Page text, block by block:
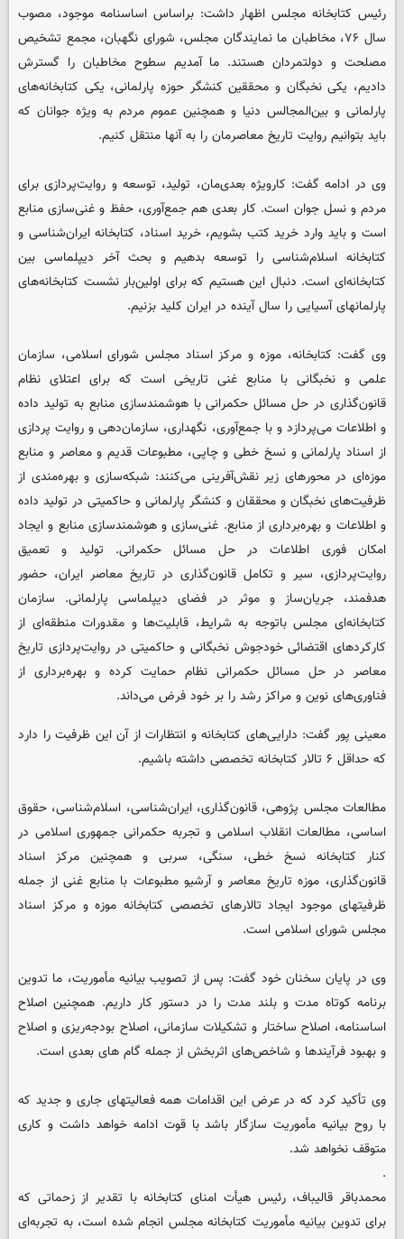
رئیس کتابخانه مجلس اظهار داشت: براساس اساسنامه موجود، مصوب
سال ۷۶، مخاطبان ما نمایندگان مجلس، شورای نگهبان، مجمع تشخیص
مصلحت و دولتمردان هستند. ما آمدیم سطوح مخاطبان را گسترش
دادیم، یکی نخبگان و محققین کنشگر حوزه پارلمانی، یکی کتابخانه‌های
پارلمانی و بین‌المجالس دنیا و همچنین عموم مردم به ویژه جوانان که
باید بتوانیم روایت تاریخ معاصرمان را به آنها منتقل کنیم.
وی در ادامه گفت: کارویژه بعدی‌مان، تولید، توسعه و روایت‌پردازی برای
مردم و نسل جوان است. کار بعدی هم جمع‌آوری، حفظ و غنی‌سازی منابع
است و باید وارد خرید کتب بشویم، خرید اسناد، کتابخانه ایران‌شناسی و
کتابخانه اسلام‌شناسی را توسعه بدهیم و بحث آخر دیپلماسی بین
کتابخانه‌ای است. دنبال این هستیم که برای اولین‌بار نشست کتابخانه‌های
پارلمانهای آسیایی را سال آینده در ایران کلید بزنیم.
وی گفت: کتابخانه، موزه و مرکز اسناد مجلس شورای اسلامی، سازمان
علمی و نخبگانی با منابع غنی تاریخی است که برای اعتلای نظام
قانون‌گذاری در حل مسائل حکمرانی با هوشمندسازی منابع به تولید داده
و اطلاعات می‌پردازد و با جمع‌آوری، نگهداری، سازمان‌دهی و روایت‌ پردازی
از اسناد پارلمانی و نسخ خطی و چاپی، مطبوعات قدیم و معاصر و منابع
موزه‌ای در محورهای زیر نقش‌آفرینی می‌کنند: شبکه‌سازی و بهره‌مندی از
ظرفیت‌های نخبگان و محققان و کنشگر پارلمانی و حاکمیتی در تولید داده
و اطلاعات و بهره‌برداری از منابع. غنی‌سازی و هوشمندسازی منابع و ایجاد
امکان فوری اطلاعات در حل مسائل حکمرانی. تولید و تعمیق
روایت‌پردازی، سیر و تکامل قانون‌گذاری در تاریخ معاصر ایران، حضور
هدفمند، جریان‌ساز و موثر در فضای دیپلماسی پارلمانی. سازمان
کتابخانه‌ای مجلس باتوجه به شرایط، قابلیت‌ها و مقدورات منطقه‌ای از
کارکردهای اقتضائی خودجوش نخبگانی و حاکمیتی در روایت‌پردازی تاریخ
معاصر در حل مسائل حکمرانی نظام حمایت کرده و بهره‌برداری از
فناوری‌های نوین و مراکز رشد را بر خود فرض می‌داند.
معینی پور گفت: دارایی‌های کتابخانه و انتظارات از آن این ظرفیت را دارد
که حداقل ۶ تالار کتابخانه تخصصی داشته باشیم.
مطالعات مجلس پژوهی، قانون‌گذاری، ایران‌شناسی، اسلام‌شناسی، حقوق
اساسی، مطالعات انقلاب اسلامی و تجربه حکمرانی جمهوری اسلامی در
کنار کتابخانه نسخ خطی، سنگی، سربی و همچنین مرکز اسناد
قانون‌گذاری، موزه تاریخ معاصر و آرشیو مطبوعات با منابع غنی از جمله
ظرفیتهای موجود ایجاد تالارهای تخصصی کتابخانه موزه و مرکز اسناد
مجلس شورای اسلامی است.
وی در پایان سخنان خود گفت: پس از تصویب بیانیه مأموریت، ما تدوین
برنامه کوتاه مدت و بلند مدت را در دستور کار داریم. همچنین اصلاح
اساسنامه، اصلاح ساختار و تشکیلات سازمانی، اصلاح بودجه‌ریزی‌ و اصلاح
و بهبود فرآیندها و شاخص‌های اثربخش از جمله گام های بعدی است.
وی تأکید کرد که در عرض این اقدامات همه فعالیتهای جاری و جدید که
با روح بیانیه مأموریت سازگار باشد با قوت ادامه خواهد داشت و کاری
متوقف نخواهد شد.
.
محمدباقر قالیباف، رئیس هیأت امنای کتابخانه با تقدیر از زحماتی که
برای تدوین بیانیه مأموریت کتابخانه مجلس انجام شده است، به تجربه‌ای